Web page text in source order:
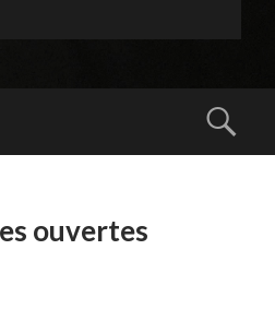
ouvertes